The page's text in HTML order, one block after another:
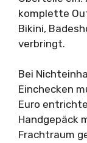
komplette
Bikini,
verbringt.
Bei
Einchecken
Euro
Handgepäck
Frachtraum